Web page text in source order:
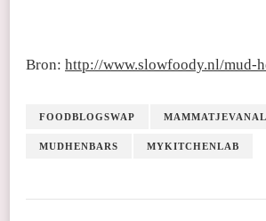
Bron: http://www.slowfoody.nl/mud-
FOODBLOGSWAP
MUDHENBARS MYKITCHENLAB